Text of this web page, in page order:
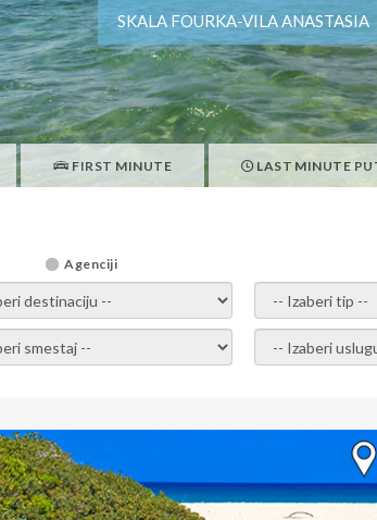
SKALA FOURKA-VILA ANASTASIA
FIRST MINUTE LAST MINUTE
Agenciji
destinaciju - - izaberi tip -
smestaj - - Izaberite uslugu -